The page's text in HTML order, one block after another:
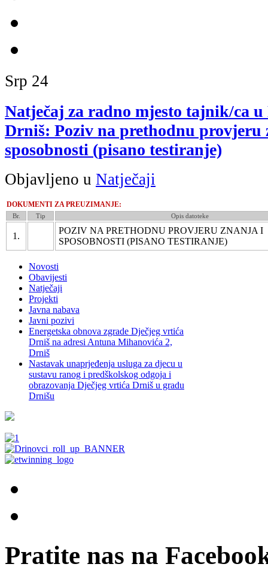
Srp 24
Natječaj za radno mjesto tajnik/ca
Drniš: Poziv na prethodnu provjeru
sposobnosti (pisano testiranje)
Objavljeno u Natječaji
DOKUMENTI ZA PREUZIMANJE:
Br. Tip Opis datoteke
1.
POZIV NA PRETHODNU PROVJERU ZNANJA I
SPOSOBNOSTI (PISANO TESTIRANJE)
Novosti
Obavijesti
Natječaji
Projekti
Javna nabava
Javni pozivi
Energetska obnova zgrade Dječjeg vrtića
Drniš na adresi Antuna Mihanovića 2,
Drniš
Nastavak unaprjeđenja usluga za djecu u
sustavu ranog i predškolskog odgoja i
obrazovanja Dječjeg vrtića Drniš u gradu
Drnišu
Pratite nas na